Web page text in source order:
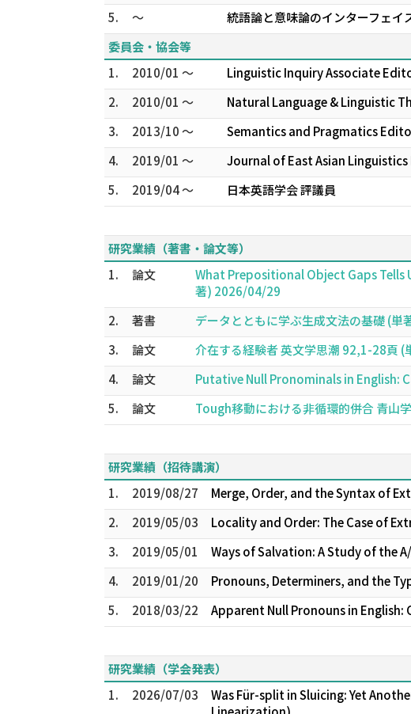
5.
～
統語論と意味論のインターフェイ
委員会・協会等
1.
2010/01 ～
Linguistic Inquiry Associate
2.
2010/01 ～
Natural Language & Linguistic
3.
2013/10 ～
Semantics and Pragmatics
4.
2019/01 ～
Journal of East Asian
5.
2019/04 ～
日本英語学会 評議員
研究業績（著書・論文等）
1.
論文
What Prepositional Object Gaps
著) 2026/04/29
2.
著書
データとともに学ぶ生成文法の基礎 (単
3.
論文
介在する経験者 英文学思潮 92,1-28頁
4.
論文
Putative Null Pronominals in English:
5.
論文
Tough移動における非循環的併合 青山
研究業績（招待講演）
1.
2019/08/27
Merge, Order, and the Syntax of
2.
2019/05/03
Locality and Order: The Case of
3.
2019/05/01
Ways of Salvation: A Study of the
4.
2019/01/20
Pronouns, Determiners, and the
5.
2018/03/22
Apparent Null Pronouns in English:
研究業績（学会発表）
1.
2026/07/03
Was Für-split in Sluicing: Yet